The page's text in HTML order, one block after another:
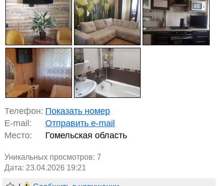
Телефон: Показать номер
E-mail:
Отправить e-mail
Место:
Гомельская область
Уникальных просмотров: 7
Дата: 23.04.2026 19:21